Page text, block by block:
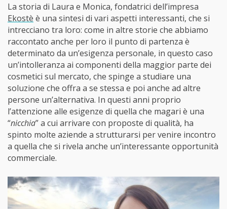
La storia di Laura e Monica, fondatrici dell’impresa
Ekostè è una sintesi di vari aspetti interessanti, che si
intrecciano tra loro: come in altre storie che abbiamo
raccontato anche per loro il punto di partenza è
determinato da un’esigenza personale, in questo caso
un’intolleranza ai componenti della maggior parte dei
cosmetici sul mercato, che spinge a studiare una
soluzione che offra a se stessa e poi anche ad altre
persone un’alternativa. In questi anni proprio
l’attenzione alle esigenze di quella che magari è una
“nicchia” a cui arrivare con proposte di qualità, ha
spinto molte aziende a strutturarsi per venire incontro
a quella che si rivela anche un’interessante opportunità
commerciale.